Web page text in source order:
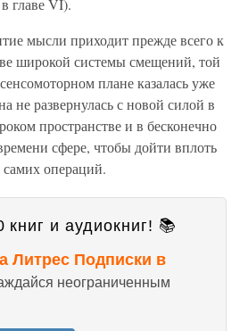
главе VI).
мысли приходит прежде всего к
широкой системы смещений, той
плане казалась уже
не развернулась с новой силой в
пространстве и в бесконечно
сфере, чтобы дойти вплоть
самих операций.
и аудиокниг! 📚
Литрес Подписки в
неограниченным